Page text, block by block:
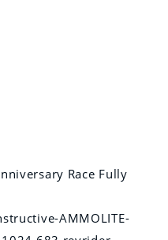
Race Fully
AMMOLITE-